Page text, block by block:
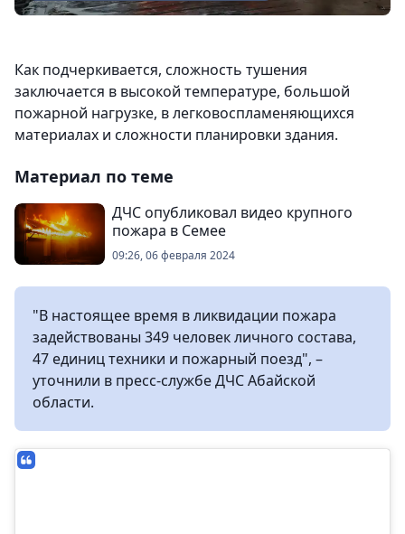
Как подчеркивается, сложность тушения
заключается в высокой температуре, большой
пожарной нагрузке, в легковоспламеняющихся
материалах и сложности планировки здания.
Материал по теме
ДЧС опубликовал видео крупного
пожара в Семее
09:26, 06 февраля 2024
"В настоящее время в ликвидации пожара
задействованы 349 человек личного состава,
47 единиц техники и пожарный поезд", –
уточнили в пресс-службе ДЧС Абайской
области.